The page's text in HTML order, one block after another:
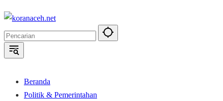
Langsung
konten
Beranda
Politik & Pemerintahan